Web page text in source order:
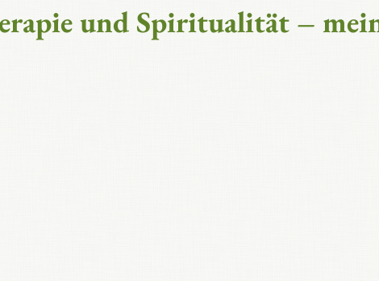
und Spiritualität –